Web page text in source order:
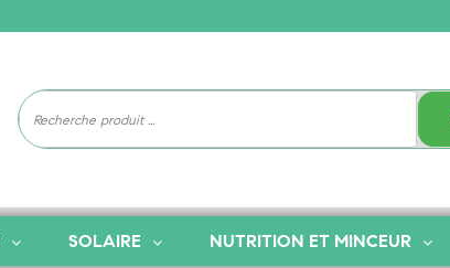
SOLAIRE NUTRITION ET MINCEUR